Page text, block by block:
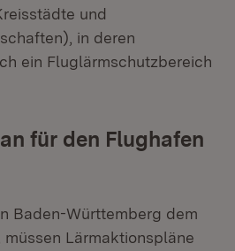
und
in deren
ein Fluglärmschutzbereich
für den Flughafen
Baden-Württemberg dem
Lärmaktionspläne